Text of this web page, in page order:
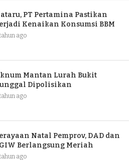
PT Pertamina Pastikan
Kenaikan Konsumsi BBM
ago
Mantan Lurah Bukit
Dipolisikan
ago
Natal Pemprov, DAD dan
Berlangsung Meriah
ago